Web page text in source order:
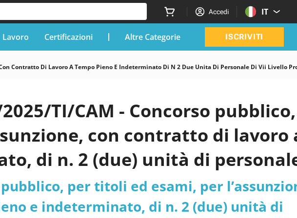
Accedi IT
Lavoro Certificazioni Altre Categorie ISCRIVITI
Contratto Di Lavoro A Tempo Pieno E Indeterminato Di N 2 Due Unita Di Personale Di Vii Livello
TI/CAM - Concorso pubblico,
con contratto di lavoro
di n. 2 (due) unità di
professionale
Piemonte - Istituto Nazionale di
per titoli ed esami, per
e indeterminato, di n. 2 (due) unità di